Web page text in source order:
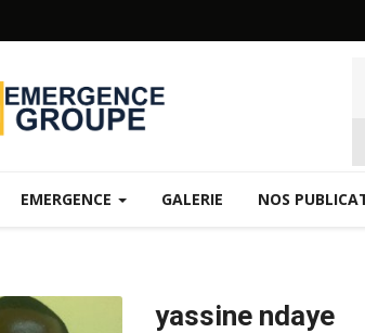
EMERGENCE GALERIE NOS
yassine ndaye